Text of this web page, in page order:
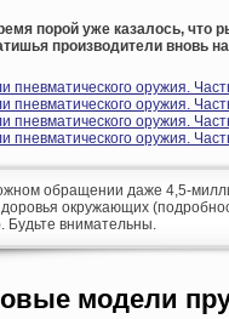
порой уже казалось, что
производители вновь
пневматического оружия.
пневматического оружия.
пневматического оружия.
пневматического оружия.
обращении даже 4,5-
окружающих
Будьте внимательны.
модели